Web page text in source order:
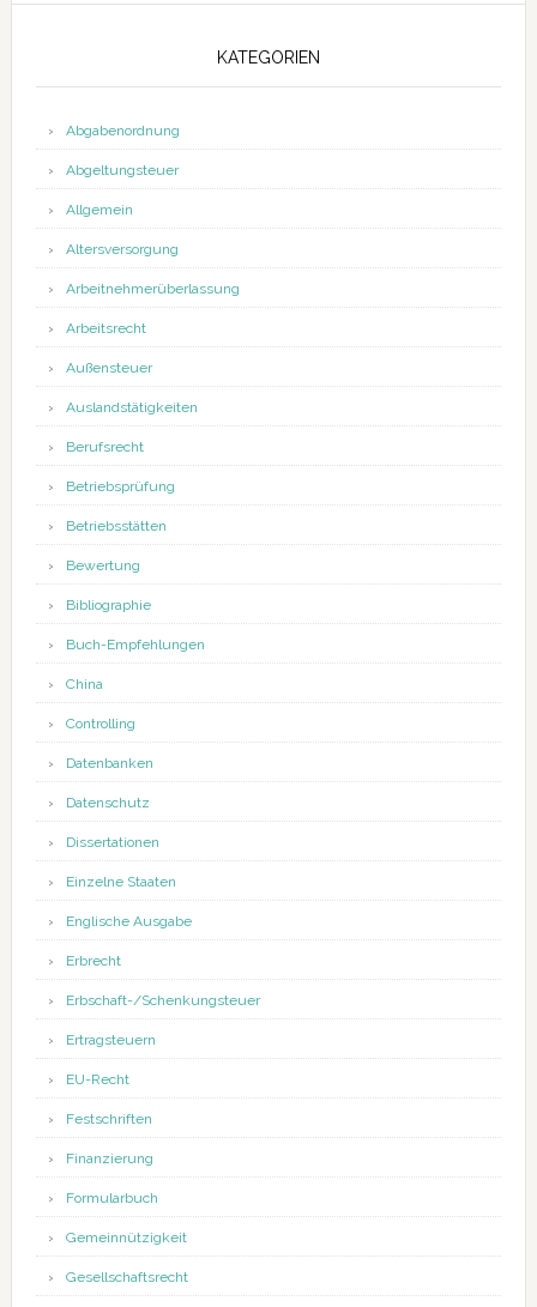
KATEGORIEN
Abgabenordnung
Abgeltungsteuer
Allgemein
Altersversorgung
Arbeitnehmerüberlassung
Arbeitsrecht
Außensteuer
Auslandstätigkeiten
Berufsrecht
Betriebsprüfung
Betriebsstätten
Bewertung
Bibliographie
Buch-Empfehlungen
China
Controlling
Datenbanken
Datenschutz
Dissertationen
Einzelne Staaten
Englische Ausgabe
Erbrecht
Erbschaft-/Schenkungsteuer
Ertragsteuern
EU-Recht
Festschriften
Finanzierung
Formularbuch
Gemeinnützigkeit
Gesellschaftsrecht